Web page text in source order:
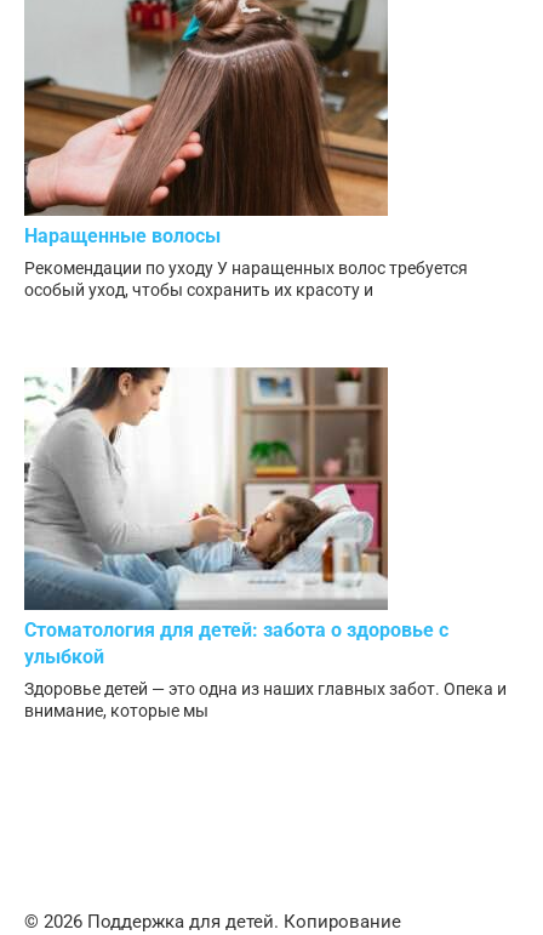
Наращенные волосы
Рекомендации по уходу У наращенных волос требуется
особый уход, чтобы сохранить их красоту и
Стоматология для детей: забота о здоровье с
улыбкой
Здоровье детей — это одна из наших главных забот. Опека и
внимание, которые мы
© 2026 Поддержка для детей. Копирование